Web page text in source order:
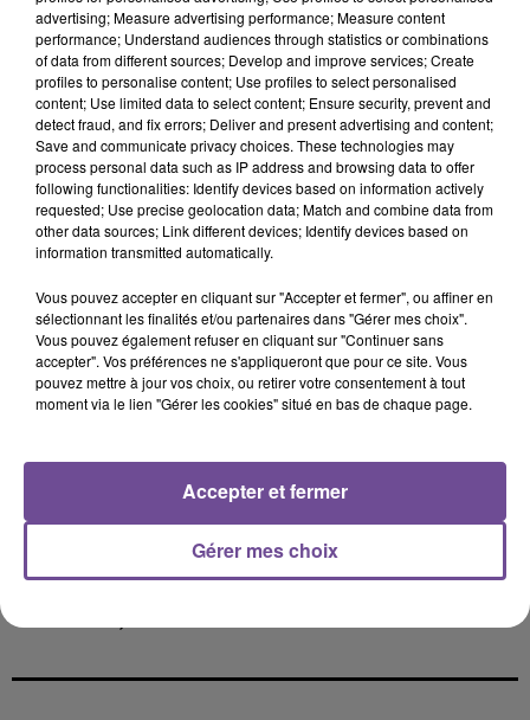
DERNIERS TITRES
6h57
6h57
JAMES BLUNT
Stay The Night
6h54
6h54
ZAHO FEAT. MC SOLAAR
Comme Caroline
6h47
6h47
JECK
La Recette
6h44
6h44
Star Walkin' (league
6h41
6h41
ANGÈLE FEAT. JUSTICE
What You Want
6h37
6h37
Petit Génie (feat.
advertising; Measure advertising performance; Measure content
performance; Understand audiences through statistics or combinations
of data from different sources; Develop and improve services; Create
profiles to personalise content; Use profiles to select personalised
content; Use limited data to select content; Ensure security, prevent and
detect fraud, and fix errors; Deliver and present advertising and content;
Save and communicate privacy choices. These technologies may
process personal data such as IP address and browsing data to offer
following functionalities: Identify devices based on information actively
requested; Use precise geolocation data; Match and combine data from
other data sources; Link different devices; Identify devices based on
information transmitted automatically.
Vous pouvez accepter en cliquant sur "Accepter et fermer", ou affiner en
sélectionnant les finalités et/ou partenaires dans "Gérer mes choix".
Vous pouvez également refuser en cliquant sur "Continuer sans
accepter". Vos préférences ne s'appliqueront que pour ce site. Vous
pouvez mettre à jour vos choix, ou retirer votre consentement à tout
moment via le lien "Gérer les cookies" situé en bas de chaque page.
Gérer mes choix
Accepter et fermer